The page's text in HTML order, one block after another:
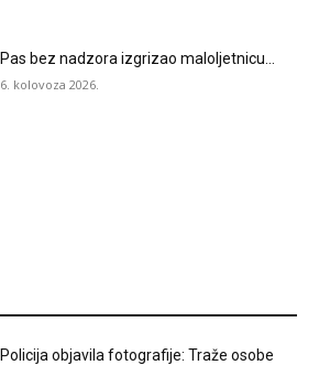
Pas bez nadzora izgrizao maloljetnicu…
6. kolovoza 2026.
Policija objavila fotografije: Traže osobe